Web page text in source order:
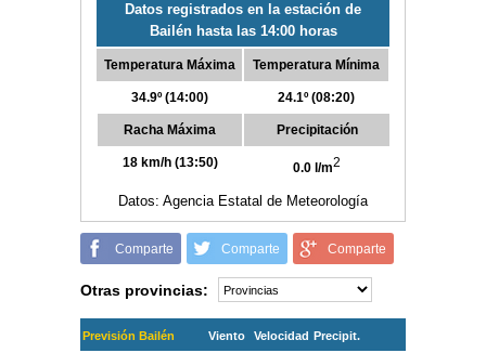
Datos registrados en la estación de
Bailén hasta las 14:00 horas
Temperatura Máxima
34.9º (14:00)
Temperatura Mínima
24.1º (08:20)
Racha Máxima
18 km/h (13:50)
Precipitación
0.0 l/m2
Datos: Agencia Estatal de Meteorología
Comparte Comparte Comparte
Otras provincias:
Previsión Bailén Viento Velocidad Precipit.